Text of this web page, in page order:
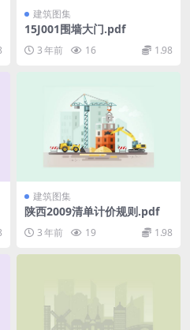
建筑图集
15J001围墙大门.pdf
3 年前 16 1.98
建筑图集
陕西2009清单计价规则.pdf
3 年前 19 1.98